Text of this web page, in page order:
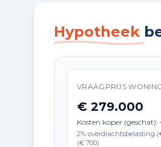
Hypotheek
VRAAGPRIJS
€ 279.000
Kosten koper
2% overdrachtsbelasting
(€ 700)